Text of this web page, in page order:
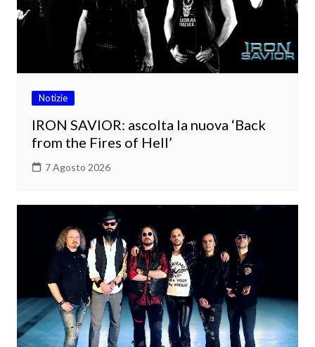
Notizie
IRON SAVIOR: ascolta la nuova ‘Back
from the Fires of Hell’
7 Agosto 2026